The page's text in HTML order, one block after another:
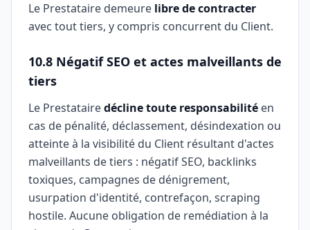
Le Prestataire demeure libre de contracter
avec tout tiers, y compris concurrent du Client.
10.8 Négatif SEO et actes malveillants de
tiers
Le Prestatairedécline toute responsabilité en
cas de pénalité, déclassement, désindexation ou
atteinte à la visibilité du Client résultant d'actes
malveillants de tiers : négatif SEO, backlinks
toxiques, campagnes de dénigrement,
usurpation d'identité, contrefaçon, scraping
hostile. Aucune obligation de remédiation à la